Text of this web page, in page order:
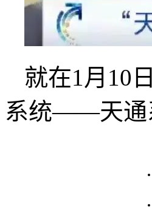
就在1月10
系统——天通